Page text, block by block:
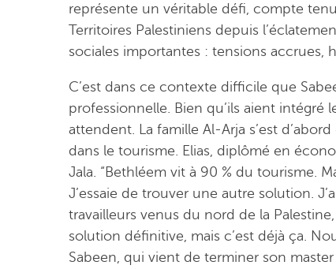
représente un véritable défi, compte
Territoires Palestiniens depuis
sociales importantes : tensions accrues,
C’est dans ce contexte difficile que
professionnelle. Bien qu’ils aient intégré
attendent. La famille Al-Arja s’est
dans le tourisme. Elias, diplômé en
Jala. “Bethléem vit à 90 % du tourisme.
J’essaie de trouver une autre solution.
travailleurs venus du nord de la
solution définitive, mais c’est déjà ça.
Sabeen, qui vient de terminer son